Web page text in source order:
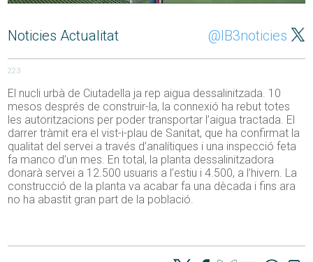
Noticies Actualitat @IB3noticies
223
El nucli urbà de Ciutadella ja rep aigua dessalinitzada. 10
mesos després de construir-la, la connexió ha rebut totes
les autoritzacions per poder transportar l’aigua tractada. El
darrer tràmit era el vist-i-plau de Sanitat, que ha confirmat la
qualitat del servei a través d’analítiques i una inspecció feta
fa manco d’un mes. En total, la planta dessalinitzadora
donarà servei a 12.500 usuaris a l’estiu i 4.500, a l’hivern. La
construcció de la planta va acabar fa una dècada i fins ara
no ha abastit gran part de la població.